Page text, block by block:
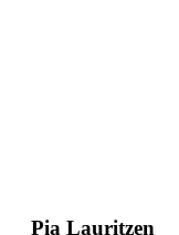
Pia Lauritzen